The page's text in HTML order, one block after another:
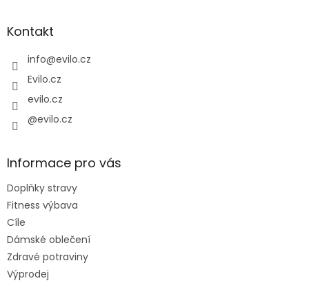
aKontakt
info@evilo.cz
Evilo.cz
evilo.cz
@evilo.cz
Informace pro vás
Doplňky stravy
Fitness výbava
Cíle
Dámské oblečení
Zdravé potraviny
Výprodej